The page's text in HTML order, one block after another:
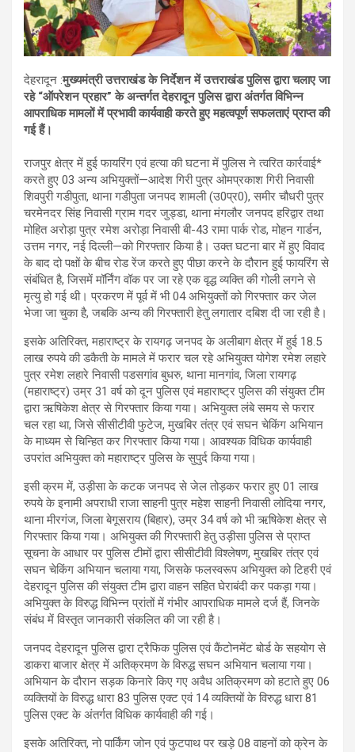
देहरादून :मुख्यमंत्री उत्तराखंड के निर्देशन में उत्तराखंड पुलिस द्वारा चलाए जा
रहे “ऑपरेशन प्रहार” के अन्तर्गत देहरादून पुलिस द्वारा अंतर्गत विभिन्न
आपराधिक मामलों में प्रभावी कार्यवाही करते हुए महत्वपूर्ण सफलताएं प्राप्त की
गई हैं।
राजपुर क्षेत्र में हुई फायरिंग एवं हत्या की घटना में पुलिस ने त्वरित कार्रवाई*
करते हुए 03 अन्य अभियुक्तों—आदेश गिरी पुत्र ओमप्रकाश गिरी निवासी
शिवपुरी गडीपुता, थाना गडीपुता जनपद शामली (उ0प्र0), समीर चौधरी पुत्र
चरमेनदर सिंह निवासी ग्राम गदर जुड्डा, थाना मंगलौर जनपद हरिद्वार तथा
मोहित अरोड़ा पुत्र रमेश अरोड़ा निवासी बी-43 रामा पार्क रोड, मोहन गार्डन,
उत्तम नगर, नई दिल्ली—को गिरफ्तार किया है। उक्त घटना बार में हुए विवाद
के बाद दो पक्षों के बीच रोड रेंज करते हुए पीछा करने के दौरान हुई फायरिंग से
संबंधित है, जिसमें मॉर्निंग वॉक पर जा रहे एक वृद्ध व्यक्ति की गोली लगने से
मृत्यु हो गई थी। प्रकरण में पूर्व में भी 04 अभियुक्तों को गिरफ्तार कर जेल
भेजा जा चुका है, जबकि अन्य की गिरफ्तारी हेतु लगातार दबिश दी जा रही है।
इसके अतिरिक्त, महाराष्ट्र के रायगढ़ जनपद के अलीबाग क्षेत्र में हुई 18.5
लाख रुपये की डकैती के मामले में फरार चल रहे अभियुक्त योगेश रमेश लहारे
पुत्र रमेश लहारे निवासी पडसगांव बुधरु, थाना मानगांव, जिला रायगढ़
(महाराष्ट्र) उम्र 31 वर्ष को दून पुलिस एवं महाराष्ट्र पुलिस की संयुक्त टीम
द्वारा ऋषिकेश क्षेत्र से गिरफ्तार किया गया। अभियुक्त लंबे समय से फरार
चल रहा था, जिसे सीसीटीवी फुटेज, मुखबिर तंत्र एवं सघन चेकिंग अभियान
के माध्यम से चिन्हित कर गिरफ्तार किया गया। आवश्यक विधिक कार्यवाही
उपरांत अभियुक्त को महाराष्ट्र पुलिस के सुपुर्द किया गया।
इसी क्रम में, उड़ीसा के कटक जनपद से जेल तोड़कर फरार हुए 01 लाख
रुपये के इनामी अपराधी राजा साहनी पुत्र महेश साहनी निवासी लोदिया नगर,
थाना मीरगंज, जिला बेगूसराय (बिहार), उम्र 34 वर्ष को भी ऋषिकेश क्षेत्र से
गिरफ्तार किया गया। अभियुक्त की गिरफ्तारी हेतु उड़ीसा पुलिस से प्राप्त
सूचना के आधार पर पुलिस टीमों द्वारा सीसीटीवी विश्लेषण, मुखबिर तंत्र एवं
सघन चेकिंग अभियान चलाया गया, जिसके फलस्वरूप अभियुक्त को टिहरी एवं
देहरादून पुलिस की संयुक्त टीम द्वारा वाहन सहित घेराबंदी कर पकड़ा गया।
अभियुक्त के विरुद्ध विभिन्न प्रांतों में गंभीर आपराधिक मामले दर्ज हैं, जिनके
संबंध में विस्तृत जानकारी संकलित की जा रही है।
जनपद देहरादून पुलिस द्वारा ट्रैफिक पुलिस एवं कैंटोनमेंट बोर्ड के सहयोग से
डाकरा बाजार क्षेत्र में अतिक्रमण के विरुद्ध सघन अभियान चलाया गया।
अभियान के दौरान सड़क किनारे किए गए अवैध अतिक्रमण को हटाते हुए 06
व्यक्तियों के विरुद्ध धारा 83 पुलिस एक्ट एवं 14 व्यक्तियों के विरुद्ध धारा 81
पुलिस एक्ट के अंतर्गत विधिक कार्यवाही की गई।
इसके अतिरिक्त, नो पार्किंग जोन एवं फुटपाथ पर खड़े 08 वाहनों को क्रेन के